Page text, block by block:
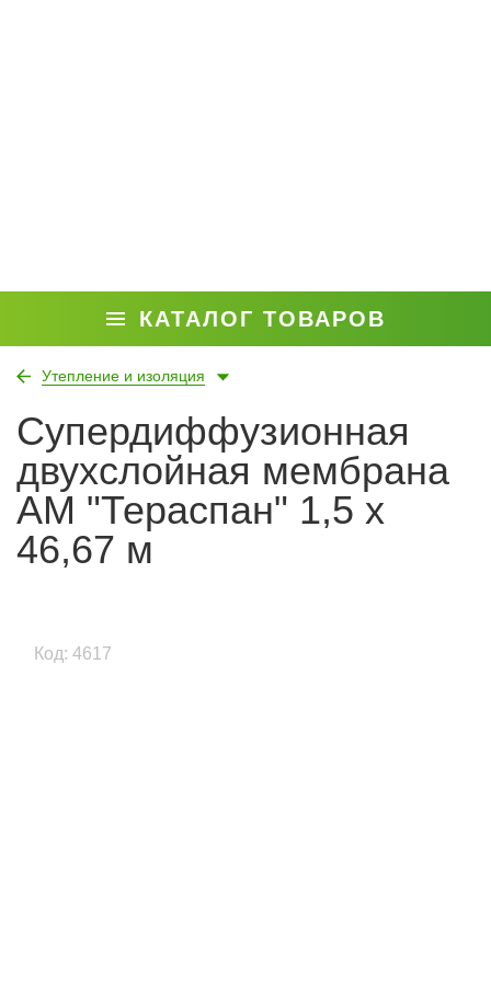
КАТАЛОГ ТОВАРОВ
Утепление и изоляция
Супердиффузионная
двухслойная мембрана
АМ "Тераспан" 1,5 х
46,67 м
Код: 4617